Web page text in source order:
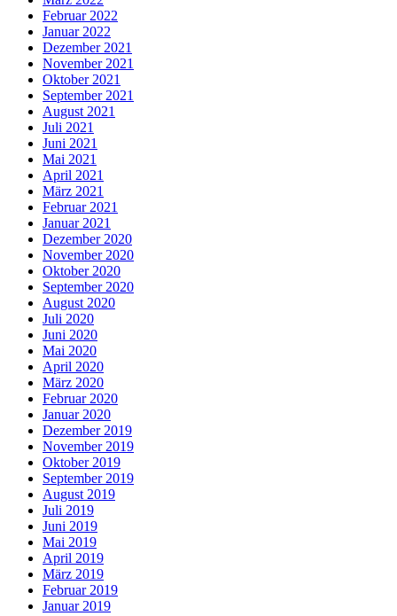
Februar 2022
Januar 2022
Dezember 2021
November 2021
Oktober 2021
September 2021
August 2021
Juli 2021
Juni 2021
Mai 2021
April 2021
März 2021
Februar 2021
Januar 2021
Dezember 2020
November 2020
Oktober 2020
September 2020
August 2020
Juli 2020
Juni 2020
Mai 2020
April 2020
März 2020
Februar 2020
Januar 2020
Dezember 2019
November 2019
Oktober 2019
September 2019
August 2019
Juli 2019
Juni 2019
Mai 2019
April 2019
März 2019
Februar 2019
Januar 2019